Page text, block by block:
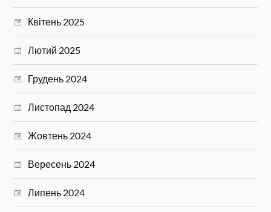
Квітень 2025
Лютий 2025
Грудень 2024
Листопад 2024
Жовтень 2024
Вересень 2024
Липень 2024